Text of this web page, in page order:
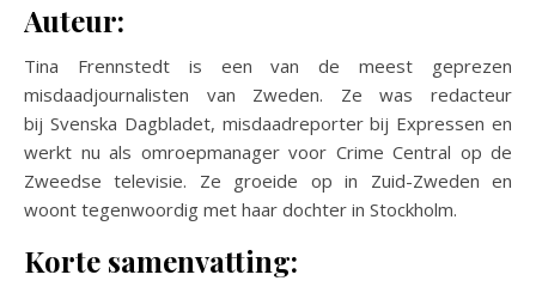
Auteur:
Tina Frennstedt is een van de meest geprezen
misdaadjournalisten van Zweden. Ze was redacteur
bij Svenska Dagbladet, misdaadreporter bij Expressen en
werkt nu als omroepmanager voor Crime Central op de
Zweedse televisie. Ze groeide op in Zuid-Zweden en
woont tegenwoordig met haar dochter in Stockholm.
Korte samenvatting: